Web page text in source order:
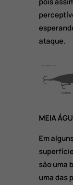
ataque.
MEIA
Em
são uma
uma das